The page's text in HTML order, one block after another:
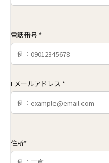
電話番号 *
Eメールアドレス *
住所*